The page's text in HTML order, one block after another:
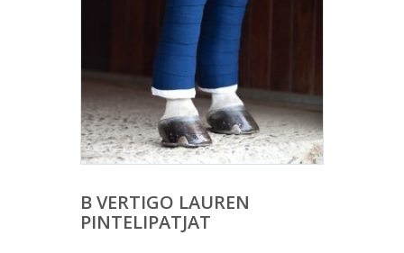
B VERTIGO LAUREN
PINTELIPATJAT